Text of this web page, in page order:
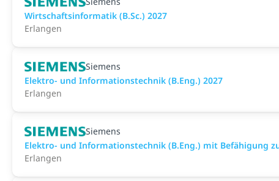
Wirtschaftsinformatik (B.Sc.) 2027
Erlangen
Siemens
Elektro- und Informationstechnik (B.Eng.) 2027
Erlangen
Siemens
Elektro- und Informationstechnik (B.Eng.) mit Befähigung
Erlangen